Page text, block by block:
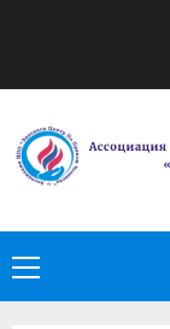
Основное
меню